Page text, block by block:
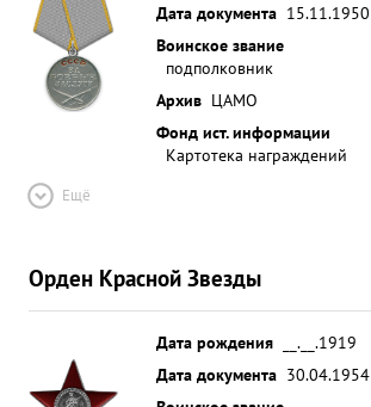
Дата документа 15.11.1950
Воинское звание
подполковник
Архив ЦАМО
Фонд ист. информации
Картотека награждений
Ещё
Орден Красной Звезды
Дата рождения
__.__.1919
Дата документа 30.04.1954